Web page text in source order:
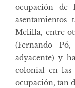
ocupación de
Melilla, entre
(Fernando
adyacente) y
colonial en las
ocupación, tan